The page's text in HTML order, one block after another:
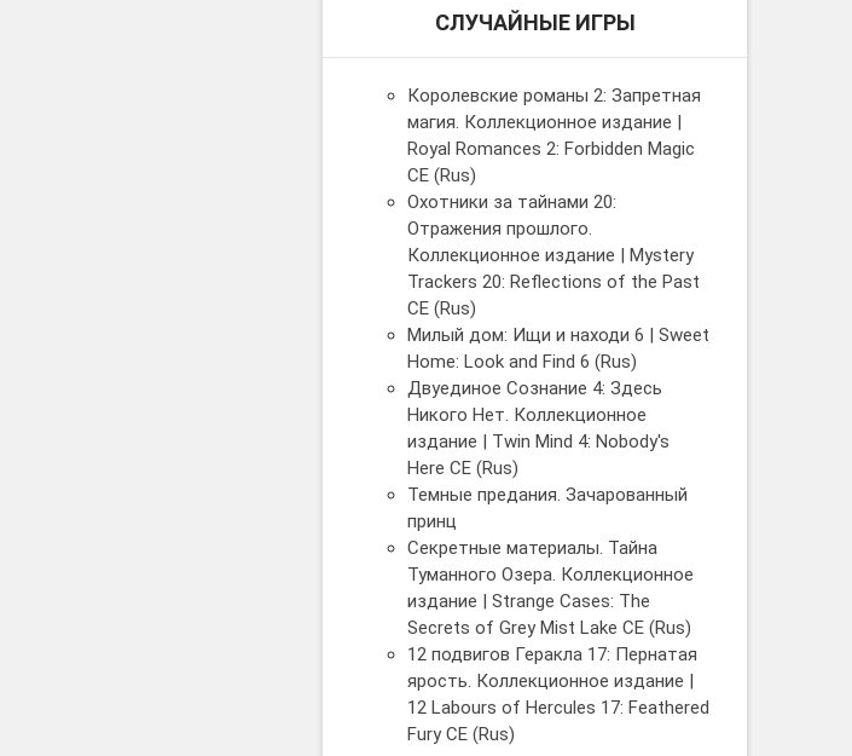
СЛУЧАЙНЫЕ ИГРЫ
Королевские романы 2: Запретная
магия. Коллекционное издание |
Royal Romances 2: Forbidden Magic
CE (Rus)
Охотники за тайнами 20:
Отражения прошлого.
Коллекционное издание | Mystery
Trackers 20: Reflections of the Past
CE (Rus)
Милый дом: Ищи и находи 6 | Sweet
Home: Look and Find 6 (Rus)
Двуединое Сознание 4: Здесь
Никого Нет. Коллекционное
издание | Twin Mind 4: Nobody's
Here CE (Rus)
Темные предания. Зачарованный
принц
Секретные материалы. Тайна
Туманного Озера. Коллекционное
издание | Strange Cases: The
Secrets of Grey Mist Lake CE (Rus)
12 подвигов Геракла 17: Пернатая
ярость. Коллекционное издание |
12 Labours of Hercules 17: Feathered
Fury CE (Rus)